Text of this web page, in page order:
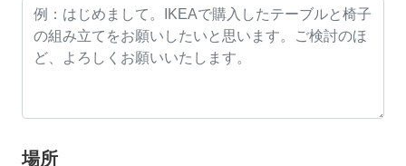
場所